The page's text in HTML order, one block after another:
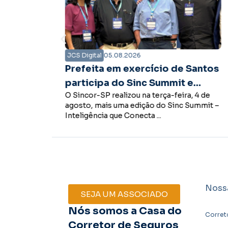
JCS Digital 05.08.2026
Presidente do Sincor-SP tem
encontro com governador
Tarcísio de Freitas para
fortalecer diálogo em prol do
O presidente do Sincor-SP, Boris Ber,
esteve com o governador do Estado de
São Paulo, Tarcísio de Freitas, ...
SEJA UM ASSOCIADO
Nós somos a Casa do
Corretor de Seguros